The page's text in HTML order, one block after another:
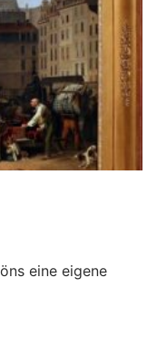
eine eigene